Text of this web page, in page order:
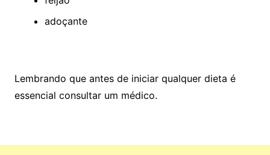
adoçante
Lembrando que antes de iniciar qualquer dieta é
essencial consultar um médico.